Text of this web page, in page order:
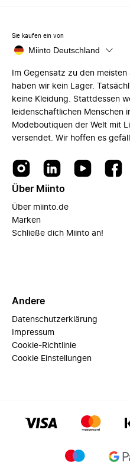
Sie kaufen ein von
Miinto Deutschland
Im Gegensatz zu den
haben wir kein Lager.
keine Kleidung. Stattdessen
leidenschaftlichen Menschen
Modeboutiquen der Welt mit
versendet. Wir hoffen es
Über Miinto
Über miinto.de
Marken
Schließe dich Miinto an!
Andere
Datenschutzerklärung
Impressum
Cookie-Richtlinie
Cookie Einstellungen